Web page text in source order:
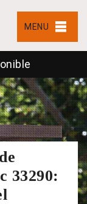
MENU
33290: